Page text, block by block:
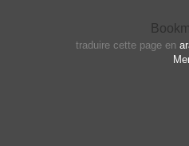
traduire cette page en